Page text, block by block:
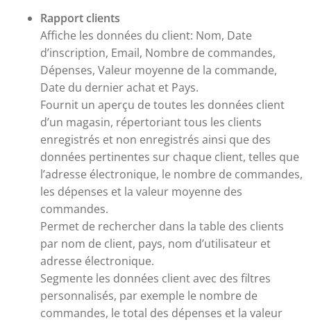
Rapport clients
Affiche les données du client: Nom, Date
d’inscription, Email, Nombre de commandes,
Dépenses, Valeur moyenne de la commande,
Date du dernier achat et Pays.
Fournit un aperçu de toutes les données client
d’un magasin, répertoriant tous les clients
enregistrés et non enregistrés ainsi que des
données pertinentes sur chaque client, telles que
l’adresse électronique, le nombre de commandes,
les dépenses et la valeur moyenne des
commandes.
Permet de rechercher dans la table des clients
par nom de client, pays, nom d’utilisateur et
adresse électronique.
Segmente les données client avec des filtres
personnalisés, par exemple le nombre de
commandes, le total des dépenses et la valeur